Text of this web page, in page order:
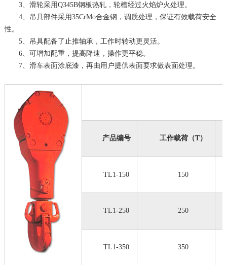
3、滑轮采用Q345B钢板热轧，轮槽经过火焰炉火处理。
4、吊具部件采用35CrMo合金钢，调质处理，保证有效载荷安全
性。
5、吊具配备了止推轴承，工作时转动更灵活。
6、可增加配重，提高降速，操作更平稳。
7、滑车表面涂底漆，再由用户提供表面要求做表面处理。
产品编号 工作载荷（T）
TL1-150 150
TL1-250 250
TL1-350 350